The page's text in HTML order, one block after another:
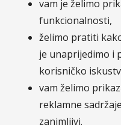
nastalo
Velebit osiguranje,
Zavarovalnica Tilia i
hrvatskom tržištu
osiguranje, d.d.
Sava osiguranje, d.d.
Pripadnost
dijelom jedne od
vam je želimo
funkcionalnosti,
želimo pratiti
je unaprijedimo i
korisničko
vam želimo
reklamne
zanimljivi.